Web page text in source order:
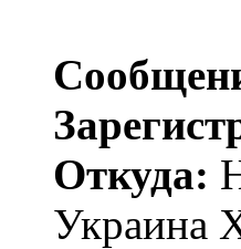
Откуда:
Украина